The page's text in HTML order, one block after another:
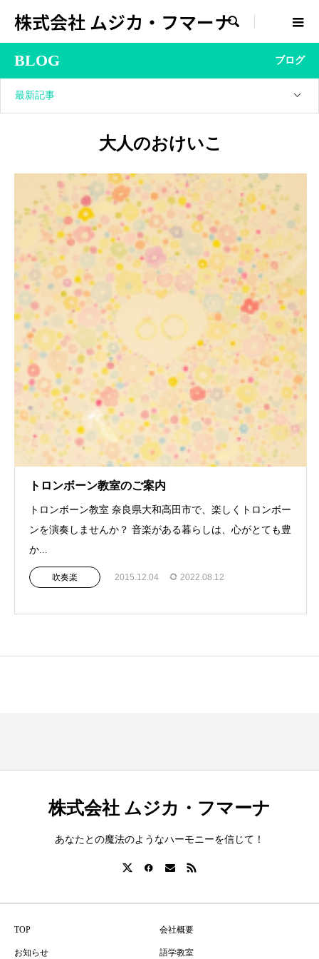
株式会社 ムジカ・フマーナ
BLOG ブログ
最新記事
大人のおけいこ
トロンボーン教室のご案内
トロンボーン教室 奈良県大和高田市で、楽しくトロンボー
ンを演奏しませんか？ 音楽がある暮らしは、心がとても豊
か...
吹奏楽 2015.12.04 2022.08.12
株式会社 ムジカ・フマーナ
あなたとの魔法のようなハーモニーを信じて！
TOP 会社概要
お知らせ 語学教室